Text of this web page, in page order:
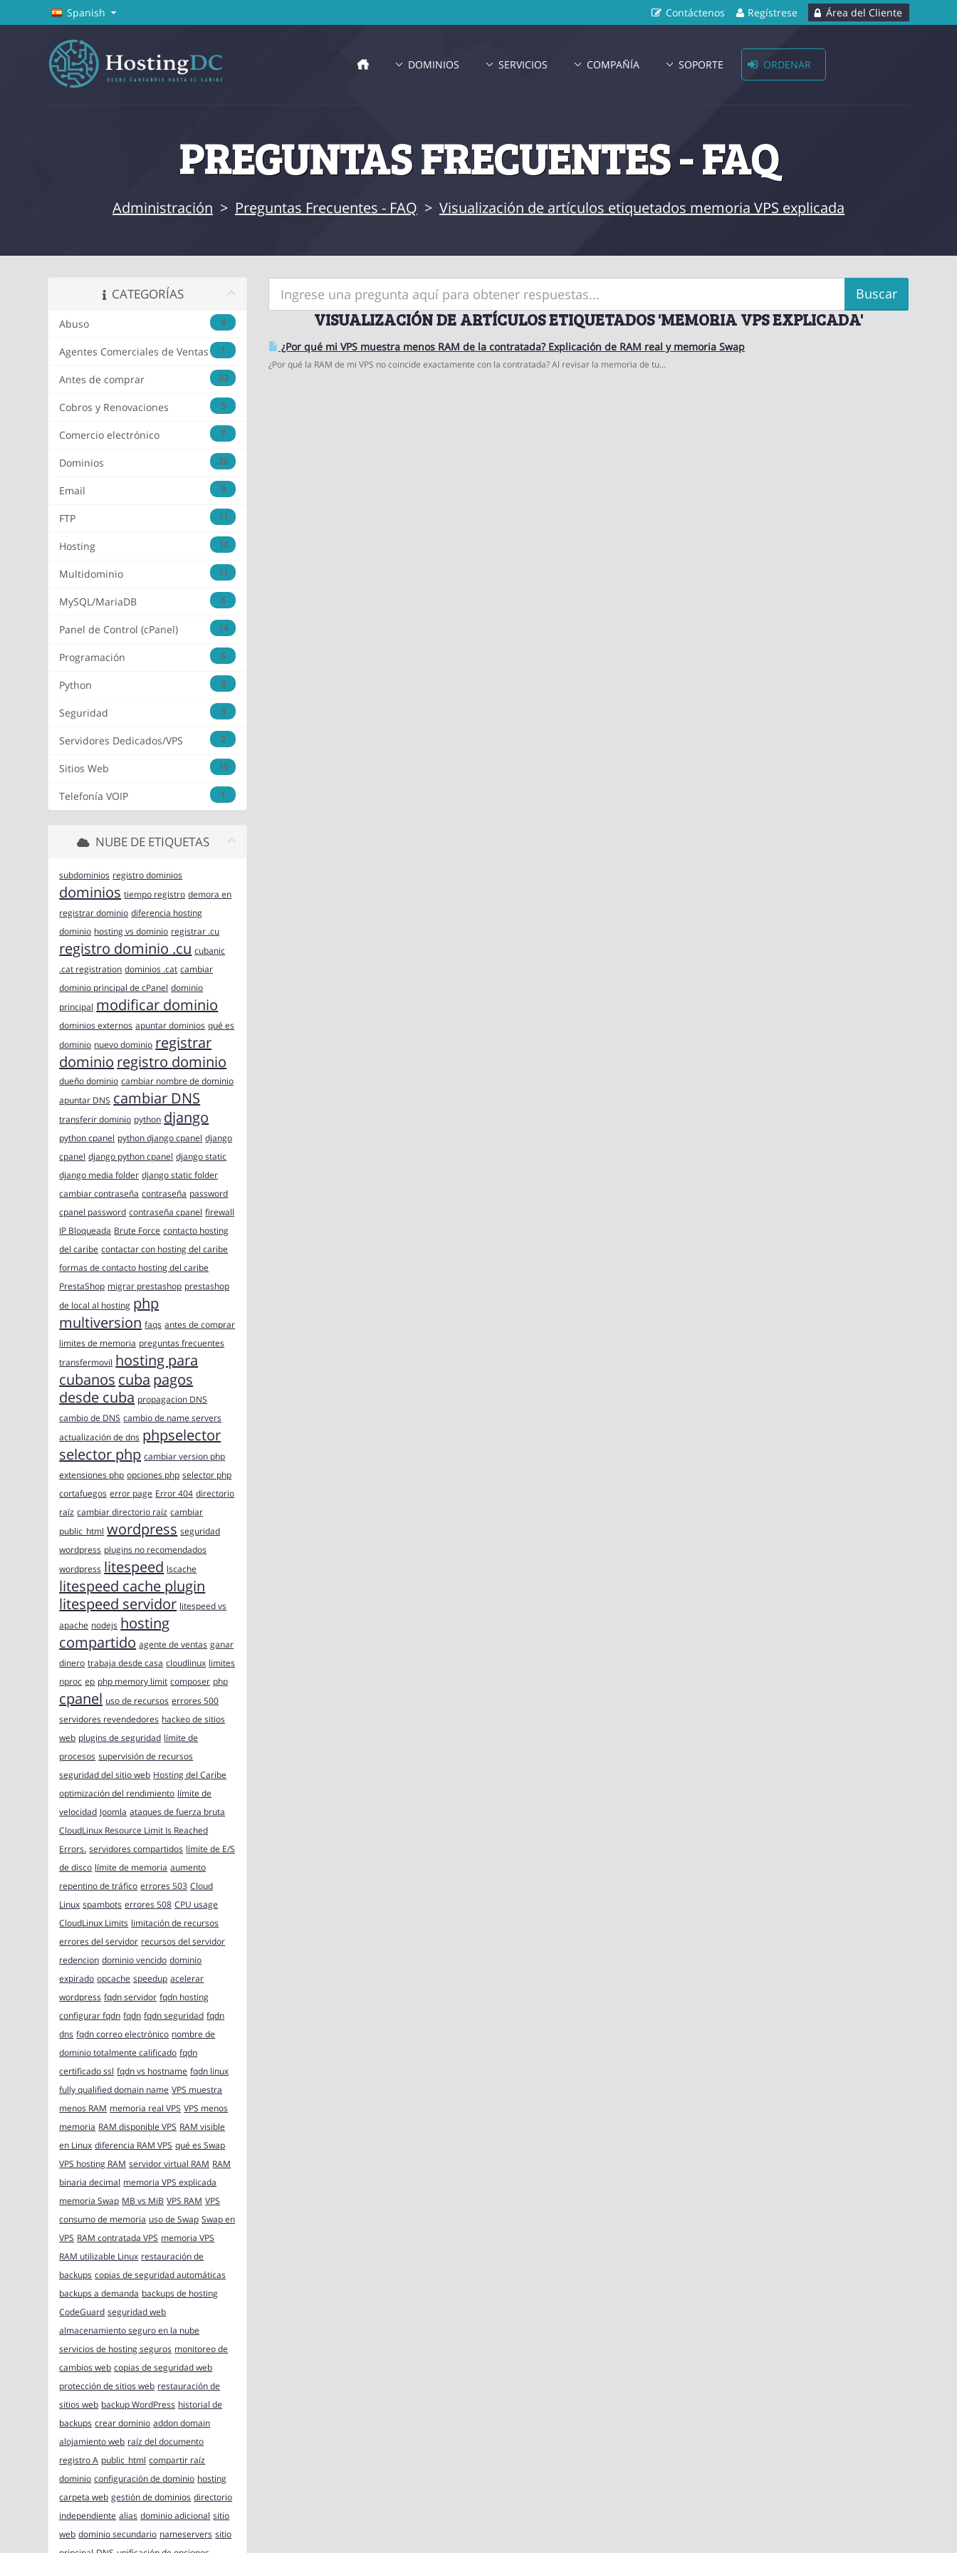
Spanish Contáctenos Regístrese Área del Cliente
DOMINIOS SERVICIOS COMPAÑÍA SOPORTE ORDENAR
PREGUNTAS FRECUENTES - FAQ
Administración > Preguntas Frecuentes - FAQ > Visualización de artículos etiquetados memoria VPS explicada
CATEGORÍAS
4
Abuso
1
Agentes Comerciales de Ventas
33
Antes de comprar
5
Cobros y Renovaciones
7
Comercio electrónico
20
Dominios
9
Email
11
FTP
10
Hosting
11
Multidominio
6
MySQL/MariaDB
14
Panel de Control (cPanel)
6
Programación
3
Python
3
Seguridad
2
Servidores Dedicados/VPS
10
Sitios Web
1
Telefonía VOIP
VISUALIZACIÓN DE ARTÍCULOS ETIQUETADOS 'MEMORIA VPS EXPLICADA'
¿Por qué mi VPS muestra menos RAM de la contratada? Explicación de RAM real y memoria Swap
¿Por qué la RAM de mi VPS no coincide exactamente con la contratada? Al revisar la memoria de tu...
NUBE DE ETIQUETAS
subdominios registro dominios
dominios tiempo registro demora en
registrar dominio diferencia hosting
dominio hosting vs dominio registrar .cu
registro dominio .cu cubanic
.cat registration dominios .cat cambiar
dominio principal de cPanel dominio
principal modificar dominio
dominios externos apuntar dominios qué es
dominio nuevo dominio registrar
dominio registro dominio
dueño dominio cambiar nombre de dominio
apuntar DNS cambiar DNS
transferir dominio python django
python cpanel python django cpanel django
cpanel django python cpanel django static
django media folder django static folder
cambiar contraseña contraseña password
cpanel password contraseña cpanel firewall
IP Bloqueada Brute Force contacto hosting
del caribe contactar con hosting del caribe
formas de contacto hosting del caribe
PrestaShop migrar prestashop prestashop
de local al hosting php
multiversion faqs antes de comprar
limites de memoria preguntas frecuentes
transfermovil hosting para
cubanos cuba pagos
desde cuba propagacion DNS
cambio de DNS cambio de name servers
actualización de dns phpselector
selector php cambiar version php
extensiones php opciones php selector php
cortafuegos error page Error 404 directorio
raíz cambiar directorio raíz cambiar
public_html wordpress seguridad
wordpress plugins no recomendados
wordpress litespeed lscache
litespeed cache plugin
litespeed servidor litespeed vs
apache nodejs hosting
compartido agente de ventas ganar
dinero trabaja desde casa cloudlinux limites
nproc ep php memory limit composer php
cpanel uso de recursos errores 500
servidores revendedores hackeo de sitios
web plugins de seguridad límite de
procesos supervisión de recursos
seguridad del sitio web Hosting del Caribe
optimización del rendimiento límite de
velocidad Joomla ataques de fuerza bruta
CloudLinux Resource Limit Is Reached
Errors. servidores compartidos límite de E/S
de disco límite de memoria aumento
repentino de tráfico errores 503 Cloud
Linux spambots errores 508 CPU usage
CloudLinux Limits limitación de recursos
errores del servidor recursos del servidor
redencion dominio vencido dominio
expirado opcache speedup acelerar
wordpress fqdn servidor fqdn hosting
configurar fqdn fqdn fqdn seguridad fqdn
dns fqdn correo electrónico nombre de
dominio totalmente calificado fqdn
certificado ssl fqdn vs hostname fqdn linux
fully qualified domain name VPS muestra
menos RAM memoria real VPS VPS menos
memoria RAM disponible VPS RAM visible
en Linux diferencia RAM VPS qué es Swap
VPS hosting RAM servidor virtual RAM RAM
binaria decimal memoria VPS explicada
memoria Swap MB vs MiB VPS RAM VPS
consumo de memoria uso de Swap Swap en
VPS RAM contratada VPS memoria VPS
RAM utilizable Linux restauración de
backups copias de seguridad automáticas
backups a demanda backups de hosting
CodeGuard seguridad web
almacenamiento seguro en la nube
servicios de hosting seguros monitoreo de
cambios web copias de seguridad web
protección de sitios web restauración de
sitios web backup WordPress historial de
backups crear dominio addon domain
alojamiento web raíz del documento
registro A public_html compartir raíz
dominio configuración de dominio hosting
carpeta web gestión de dominios directorio
independiente alias dominio adicional sitio
web dominio secundario nameservers sitio